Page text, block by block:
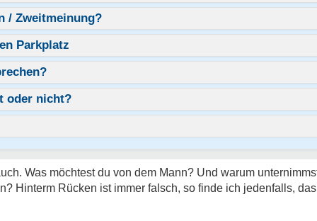
/ Zweitmeinung?
Parkplatz
oder nicht?
Was möchtest du von dem Mann? Und warum
Hinterm Rücken ist immer falsch, so finde ich jedenfalls,